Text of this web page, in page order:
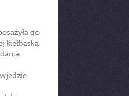
go
kiełbaską.